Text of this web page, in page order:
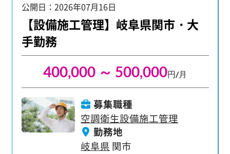
125日 ・平均残業時間16.36時間 ・有給平均取得日
数10.95日 仕事とプライベートのバランスを大切に
しながら、一人前のプロジェクト管理者として成
長できる場所がここにあります。 経験・学歴は一
切不問。高卒の方も、大卒・第二新卒の方も、意
欲があれば大歓迎です。 職人や作業員経験、住宅
分野経験のみの方でも歓迎！ 施工管理や図面
（CAD）の経験がない方でも挑戦いただけます！
ャリアアップをしっかりとバックアップします！
公開日：2026年07月16日
【設備施工管理】岐阜県関市・大
手勤務
400,000 ～ 500,000円/月
募集職種
空調衛生設備施工管理
勤務地
岐阜県 関市